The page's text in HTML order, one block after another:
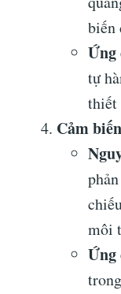
biến
Ứng
tự
thiết
Cảm
môi
Ứng